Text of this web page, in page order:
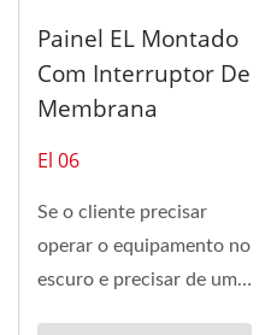
Painel EL Montado
Com Interruptor De
Membrana
El 06
Se o cliente precisar
operar o equipamento no
escuro e precisar de um